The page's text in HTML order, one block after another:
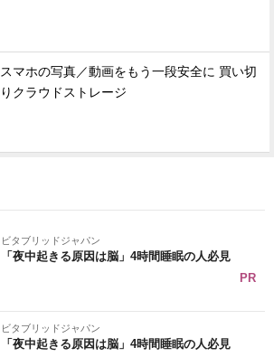
スマホの写真／動画をもう一段安全に 買い切
りクラウドストレージ
ビタブリッドジャパン
「夜中起きる原因は脳」4時間睡眠の人必見
PR
ビタブリッドジャパン
「夜中起きる原因は脳」4時間睡眠の人必見